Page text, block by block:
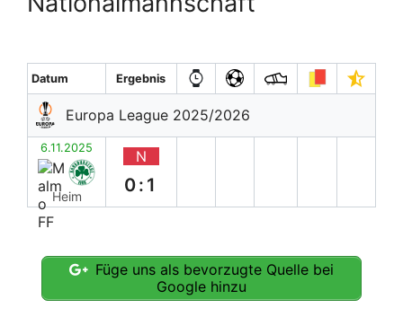
Datum Ergebnis
Europa League 2025/2026
6.11.2025
Heim
N
0:1
Füge uns als bevorzugte Quelle bei
Google hinzu